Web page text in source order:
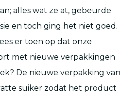
alles wat ze at, gebeurde
en toch ging het niet goed.
er toen op dat onze
met nieuwe verpakkingen
De nieuwe verpakking van
suiker zodat het product